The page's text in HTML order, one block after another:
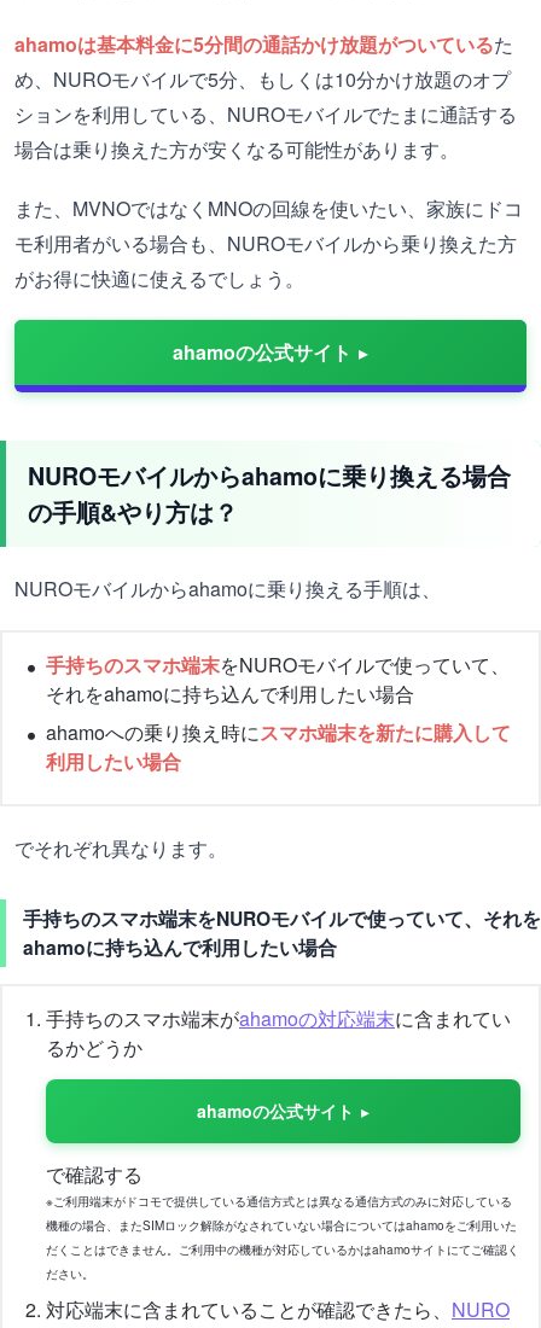
ahamoは基本料金に5分間の通話かけ放題がついているた
め、NUROモバイルで5分、もしくは10分かけ放題のオプ
ションを利用している、NUROモバイルでたまに通話する
場合は乗り換えた方が安くなる可能性があります。
また、MVNOではなくMNOの回線を使いたい、家族にドコ
モ利用者がいる場合も、NUROモバイルから乗り換えた方
がお得に快適に使えるでしょう。
ahamoの公式サイト
NUROモバイルからahamoに乗り換える場合
の手順&やり方は？
NUROモバイルからahamoに乗り換える手順は、
手持ちのスマホ端末をNUROモバイルで使っていて、
それをahamoに持ち込んで利用したい場合
ahamoへの乗り換え時にスマホ端末を新たに購入して
利用したい場合
でそれぞれ異なります。
手持ちのスマホ端末をNUROモバイルで使っていて、それを
ahamoに持ち込んで利用したい場合
手持ちのスマホ端末がahamoの対応端末に含まれてい
るかどうか
ahamoの公式サイト
で確認する
※ご利用端末がドコモで提供している通信方式とは異なる通信方式のみに対応している
機種の場合、またSIMロック解除がなされていない場合についてはahamoをご利用いた
だくことはできません。ご利用中の機種が対応しているかはahamoサイトにてご確認く
ださい。
対応端末に含まれていることが確認できたら、 NURO